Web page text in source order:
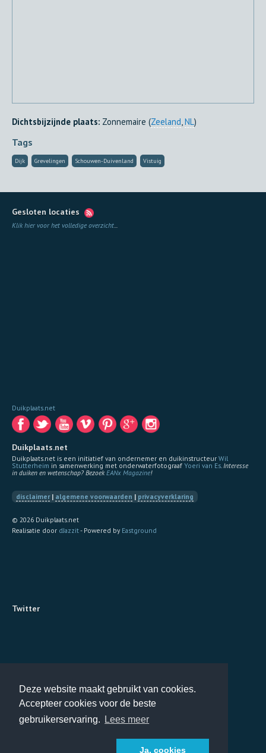
Deze website maakt gebruikt van cookies.
Accepteer cookies voor de beste
gebruikerservaring.
Lees meer
Ja, cookies
Dichtsbijzijnde plaats: Zonnemaire (Zeeland,NL)
Tags
Dijk Grevelingen Schouwen-Duivenland Vistuig
Gesloten locaties
Klik hier voor het volledige overzicht
Duikplaats.net
Duikplaats.net
Duikplaats.net is een initiatief van ondernemer en duikinstructeur Wil
Stutterheim in samenwerking met onderwaterfotograaf Yoeri van Es.Interesse
in duiken en wetenschap? BezoekEANx Magazine!
disclaimer| algemene voorwaarden | privacyverklaring
© 2026 Duikplaats.net
Realisatie door dJazzit- Powered by Eastground
Twitter